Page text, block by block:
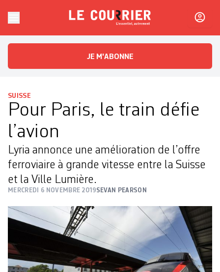
Le CourrierL'essentiel, autrement
JE M'ABONNE
SUISSE
Pour Paris, le train défie
l’avion
Lyria annonce une amélioration de l’offre
ferroviaire à grande vitesse entre la Suisse
et la Ville Lumière.
MERCREDI 6 NOVEMBRE 2019SEVAN PEARSON